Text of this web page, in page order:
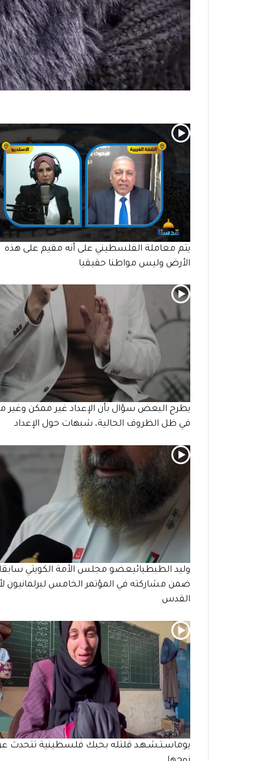
يتم معاملة الفلسطيني على أنه مقيم على هذه
الأرض وليس مواطنا حقيقيا
يطرح البعض سؤال بأن الإعداد غير ممكن وغير
في ظل الظروف الحالية، شبهات حول الإعداد
وليد الطبطبائيعضو مجلس الأمة الكويتي سابقا
ضمن مشاركته في المؤتمر الخامس لبرلمانيون
القدس
يوماسـتـشـهـد قلتله بحبك فلسطينية تتحدث